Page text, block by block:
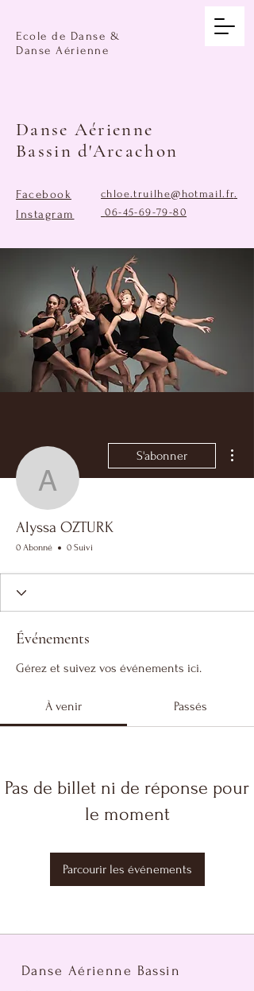
Ecole de Danse &
Danse Aérienne
Danse Aérienne
Bassin d'Arcachon
Facebook
Instagram
chloe.truilhe@hotmail.fr.
06-45-69-79-80
Alyssa OZTURK
S'abonner
Alyssa OZTURK
0 Abonné 0 Suivi
Événements
Gérez et suivez vos événements ici.
À venir Passés
Pas de billet ni de réponse pour
le moment
Parcourir les événements
Danse Aérienne Bassin